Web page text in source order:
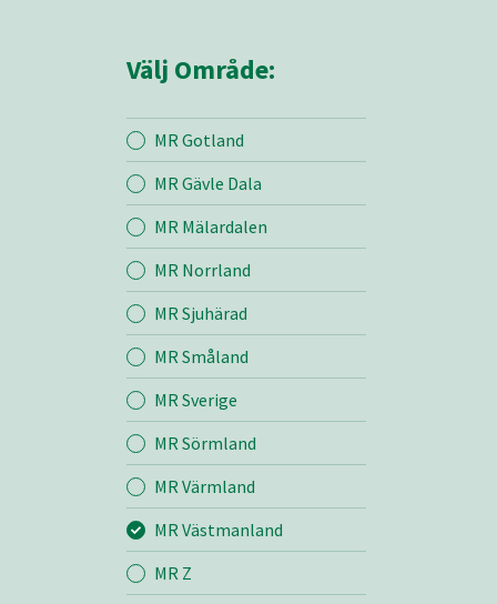
Mina sidor
MR Västmanland
Entreprenad
Bemanning
Välj Område:
MR Gotland
MR Gävle Dala
MR Mälardalen
MR Norrland
MR Sjuhärad
MR Småland
MR Sverige
MR Sörmland
MR Värmland
MR Västmanland
MR Z